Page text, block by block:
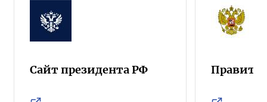
Сайт президента РФ